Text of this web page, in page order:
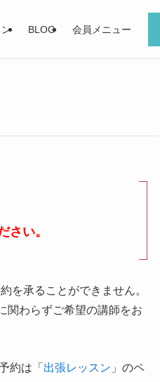
BLOG 会員メニュー
さい。
を承ることができません。
関わらずご希望の講師をお
約は「 出張レッスン 」のペ